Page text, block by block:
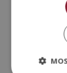
ajudará
melhor e
Agora, se
seu